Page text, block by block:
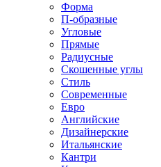
Форма
П-образные
Угловые
Прямые
Радиусные
Скошенные углы
Стиль
Современные
Евро
Английские
Дизайнерские
Итальянские
Кантри